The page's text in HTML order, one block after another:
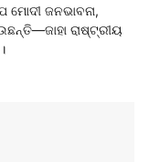
ଜନଭାବନା,
ରାଷ୍ଟ୍ରୀୟ